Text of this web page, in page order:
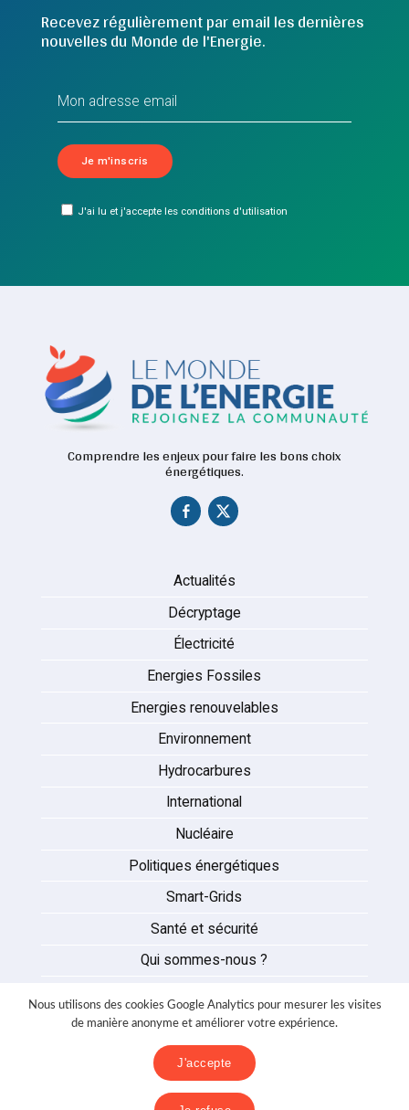
Recevez régulièrement par email les dernières
nouvelles du Monde de l'Energie.
J'ai lu et j'accepte les conditions d'utilisation
Comprendre les enjeux pour faire les bons choix
énergétiques.
Actualités
Décryptage
Électricité
Energies Fossiles
Energies renouvelables
Environnement
Hydrocarbures
International
Nucléaire
Politiques énergétiques
Smart-Grids
Santé et sécurité
Qui sommes-nous ?
Partenaires
Nous contacter
Nous utilisons des cookies Google Analytics pour mesurer les visites
de manière anonyme et améliorer votre expérience.
J'accepte